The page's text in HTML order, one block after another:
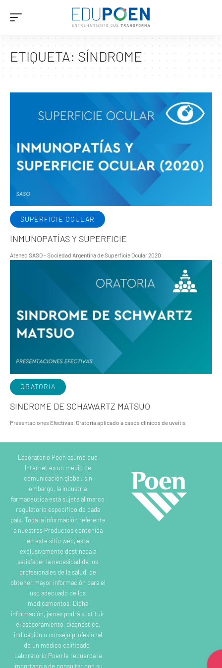
ETIQUETA:SÍNDROME
SUPERFICIE OCULAR
INMUNOPATÍAS Y SUPERFICIE
Ateneo SASO - Sociedad Argentina de Superficie Ocular 2020
ORATORIA
SINDROME DE SCHAWARTZ MATSUO
Presentaciones Efectivas. Oratoria aplicado a casos clínicos de uveítis
Laboratorio Poen asume que
Internet es un medio de
comunicación global; sin
embargo, la industria
farmacéutica está sujeta al marco
regulatorio específico de cada
país. Toda la información referente
a nuestros Productos contenida
en este sitio web, esta
exclusivamente destinada a
satisfacer la necesidad de los
profesionales de la salud, de
obtener mayor información para el
uso adecuado de los
medicamentos. Dicha
información, jamás podrá sustituir
el asesoramiento, diagnóstico,
indicación o consejo profesional
de un médico calificado.
Laboratorio Poen le recuerda la
importancia de consultar con su